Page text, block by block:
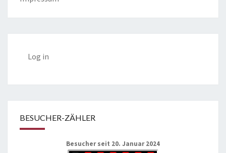
Log in
BESUCHER-ZÄHLER
Besucher seit 20. Januar 2024